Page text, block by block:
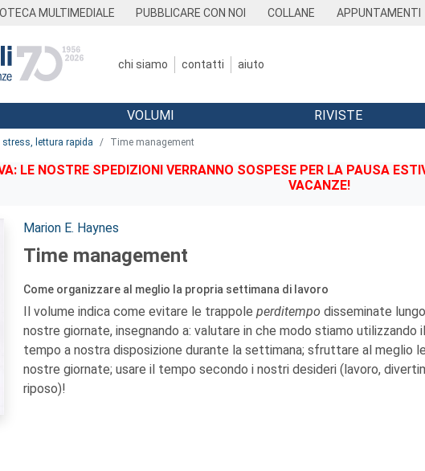
MULTIMEDIALE PUBBLICARE CON NOI COLLANE APPUNTAMENTI
chi siamo contatti aiuto
VOLUMI RIVISTE
lettura rapida Time management
LE NOSTRE SPEDIZIONI VERRANNO SOSPESE PER LA PAUSA
VACANZE!
Autori:
Marion E. Haynes
Time management
Come organizzare al meglio la propria settimana di lavoro
Il volume indica come evitare le trappole perditempo disseminate
nostre giornate, insegnando a: valutare in che modo stiamo utilizzando il
tempo a nostra disposizione durante la settimana; sfruttare al meglio le
nostre giornate; usare il tempo secondo i nostri desideri (lavoro,
riposo)!